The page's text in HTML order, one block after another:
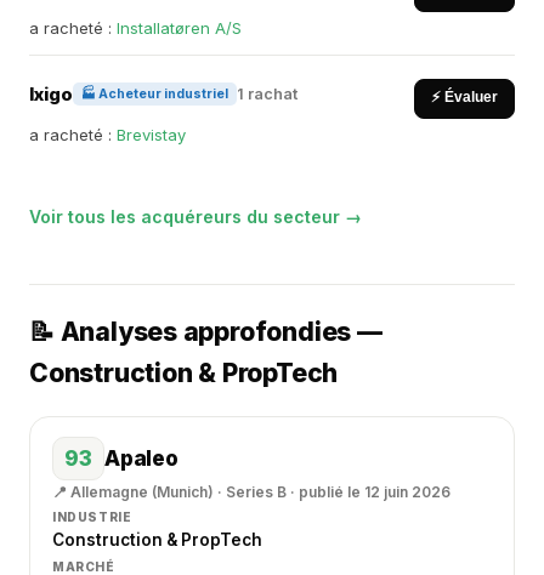
a racheté : Installatøren A/S
Ixigo 🏭 Acheteur industriel 1 rachat ⚡ Évaluer
a racheté : Brevistay
Voir tous les acquéreurs du secteur →
📝 Analyses approfondies —
Construction & PropTech
93 Apaleo
📍 Allemagne (Munich) · Series B · publié le 12 juin 2026
INDUSTRIE
Construction & PropTech
MARCHÉ